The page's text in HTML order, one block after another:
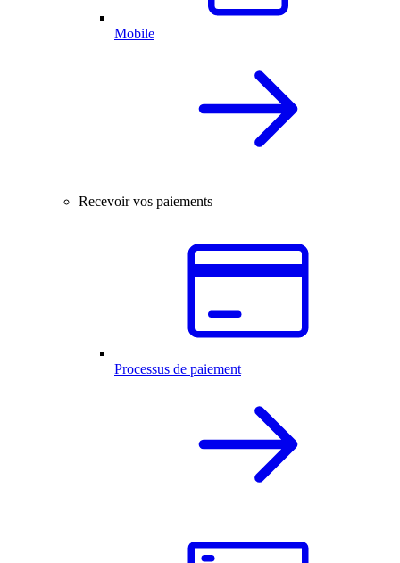
Mobile
Recevoir vos paiements
Processus de paiement